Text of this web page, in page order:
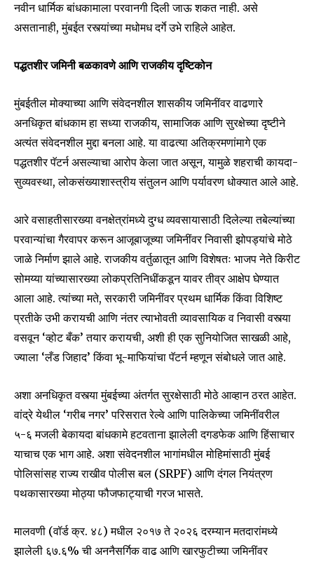
Join our community of
SUBSCRIBERS and be part of the
To subscribe, simply enter your email address on our website
or click the subscribe button below. Don't worry, we respect
your privacy and won't spam your inbox. Your information is
safe with us.
SUBSCRIBE
नवीन धार्मिक बांधकामाला परवानगी दिली जाऊ शकत नाही. असे
असतानाही, मुंबईत रस्त्यांच्या मधोमध दर्गे उभे राहिले आहेत.
पद्धतशीर जमिनी बळकावणे आणि राजकीय दृष्टिकोन
मुंबईतील मोक्याच्या आणि संवेदनशील शासकीय जमिनींवर वाढणारे
अनधिकृत बांधकाम हा सध्या राजकीय, सामाजिक आणि सुरक्षेच्या दृष्टीने
अत्यंत संवेदनशील मुद्दा बनला आहे. या वाढत्या अतिक्रमणांमागे एक
पद्धतशीर पॅटर्न असल्याचा आरोप केला जात असून, यामुळे शहराची कायदा-
सुव्यवस्था, लोकसंख्याशास्त्रीय संतुलन आणि पर्यावरण धोक्यात आले आहे.
आरे वसाहतीसारख्या वनक्षेत्रांमध्ये दुग्ध व्यवसायासाठी दिलेल्या तबेल्यांच्या
परवान्यांचा गैरवापर करून आजूबाजूच्या जमिनींवर निवासी झोपड्यांचे मोठे
जाळे निर्माण झाले आहे. राजकीय वर्तुळातून आणि विशेषतः भाजप नेते किरीट
सोमय्या यांच्यासारख्या लोकप्रतिनिधींकडून यावर तीव्र आक्षेप घेण्यात
आला आहे. त्यांच्या मते, सरकारी जमिनींवर प्रथम धार्मिक किंवा विशिष्ट
प्रतीके उभी करायची आणि नंतर त्याभोवती व्यावसायिक व निवासी वस्त्या
वसवून ‘व्होट बँक’ तयार करायची, अशी ही एक सुनियोजित साखळी आहे,
ज्याला ‘लँड जिहाद’ किंवा भू-माफियांचा पॅटर्न म्हणून संबोधले जात आहे.
अशा अनधिकृत वस्त्या मुंबईच्या अंतर्गत सुरक्षेसाठी मोठे आव्हान ठरत आहेत.
वांद्रे येथील ‘गरीब नगर’ परिसरात रेल्वे आणि पालिकेच्या जमिनींवरील
५-६ मजली बेकायदा बांधकामे हटवताना झालेली दगडफेक आणि हिंसाचार
याचाच एक भाग आहे. अशा संवेदनशील भागांमधील मोहिमांसाठी मुंबई
पोलिसांसह राज्य राखीव पोलीस बल (SRPF) आणि दंगल नियंत्रण
पथकासारख्या मोठ्या फौजफाट्याची गरज भासते.
मालवणी (वॉर्ड क्र. ४८) मधील २०१७ ते २०२६ दरम्यान मतदारांमध्ये
झालेली ६७.६% ची अननैसर्गिक वाढ आणि खारफुटीच्या जमिनींवर